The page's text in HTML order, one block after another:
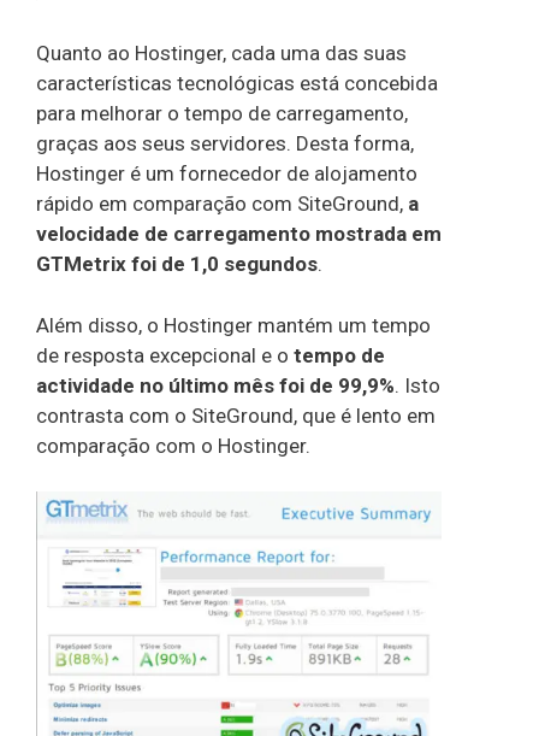
Quanto ao Hostinger, cada uma das suas
características tecnológicas está concebida
para melhorar o tempo de carregamento,
graças aos seus servidores. Desta forma,
Hostinger é um fornecedor de alojamento
rápido em comparação com SiteGround, a
velocidade de carregamento mostrada em
GTMetrix foi de 1,0 segundos.
Além disso, o Hostinger mantém um tempo
de resposta excepcional e o tempo de
actividade no último mês foi de 99,9%. Isto
contrasta com o SiteGround, que é lento em
comparação com o Hostinger.